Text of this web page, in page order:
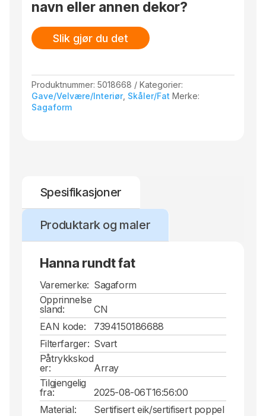
navn eller annen dekor?
Slik gjør du det
Produktnummer:5018668
Kategorier:
Gave/Velvære/Interiør, Skåler/Fat Merke:
Sagaform
Spesifikasjoner
Produktark og maler
Hanna rundt fat
Varemerke: Sagaform
Opprinnelse
sland:
CN
EAN kode:
7394150186688
Filterfarger: Svart
Påtrykkskod
er:
Array
Tilgjengelig
fra:
2025-08-06T16:56:00
Material:
Sertifisert eik/sertifisert poppel